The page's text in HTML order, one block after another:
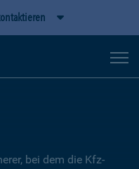
bei dem die Kfz-